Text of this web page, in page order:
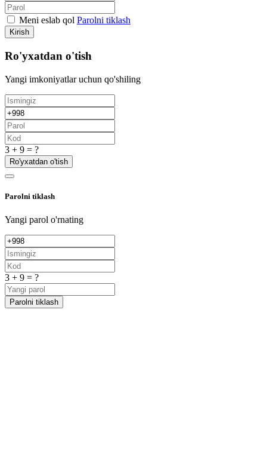
Meni eslab qol Parolni tiklash
Kirish
Ro'yxatdan o'tish
Yangi imkoniyatlar uchun qo'shiling
3 + 9 = ?
Ro'yxatdan o'tish
Parolni tiklash
Yangi parol o'rnating
3 + 9 = ?
Parolni tiklash